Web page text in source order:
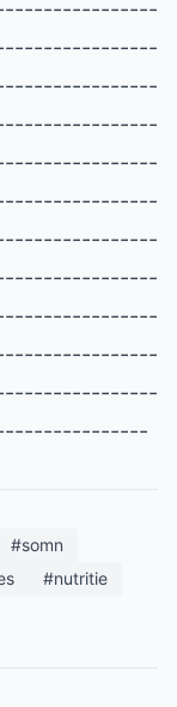
#somn
#nutritie